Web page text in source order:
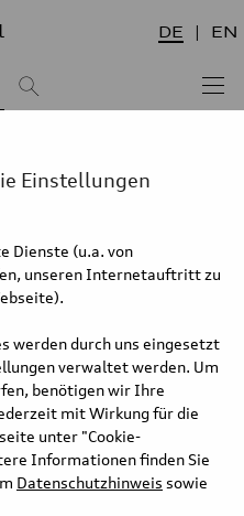
DE EN
Allradlenkung
der Regelung durch die
Das neue Lenksystem
Fahrstabilität und lotet damit
neu aus. Die
Geschwindigkeiten und
Dabei wird sie jedoch
bei hohem Tempo
Der Fahrer spürt am
Einstellungen
Dienste (u.a. von
unseren Internetauftritt zu
werden durch uns eingesetzt
verwaltet werden. Um
benötigen wir Ihre
mit Wirkung für die
unter "Cookie-
Informationen finden Sie
Datenschutzhinweis sowie